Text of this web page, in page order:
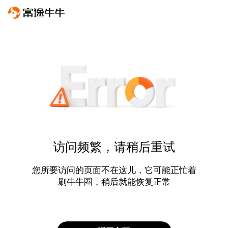
访问频繁，请稍后重试
您所要访问的页面不在这儿，它可能正忙着
刷牛牛圈，稍后就能恢复正常